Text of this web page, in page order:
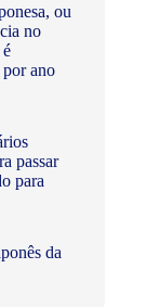
ou
no
ano
passar
para
da